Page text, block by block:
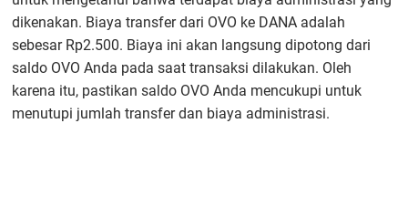
dikenakan. Biaya transfer dari OVO ke DANA adalah
sebesar Rp2.500. Biaya ini akan langsung dipotong dari
saldo OVO Anda pada saat transaksi dilakukan. Oleh
karena itu, pastikan saldo OVO Anda mencukupi untuk
menutupi jumlah transfer dan biaya administrasi.